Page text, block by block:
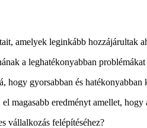
amelyek leginkább
a leghatékonyabban
hogy gyorsabban és
magasabb eredményt amellet, hogy
vállalkozás felépítéséhez?